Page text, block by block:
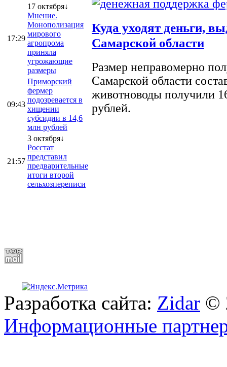
17:29
17 октября↓
Мнение.
Монополизация
мирового
агропрома
приняла
угрожающие
размеры
09:43
Приморский
фермер
подозревается в
хищении
субсидии в 14,6
млн рублей
21:57
3 октября↓
Росстат
представил
предварительные
итоги второй
сельхозпереписи
Куда уходят деньги,
Самарской области
Размер неправомерно
Самарской области
животноводы получили
рублей.
Разработка сайта: Zidar ©
Информационные